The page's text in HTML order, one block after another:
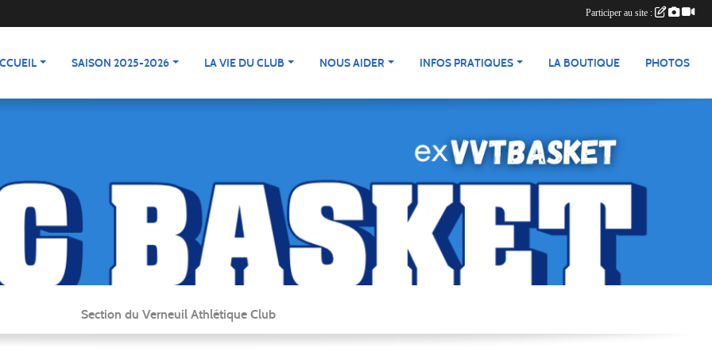
SAISON 2025-2026 LA VIE DU CLUB NOUS AIDER INFOS PRATIQUES LA BOUTIQUE PHOTOS
Section du Verneuil Athlétique Club
Participer au site :